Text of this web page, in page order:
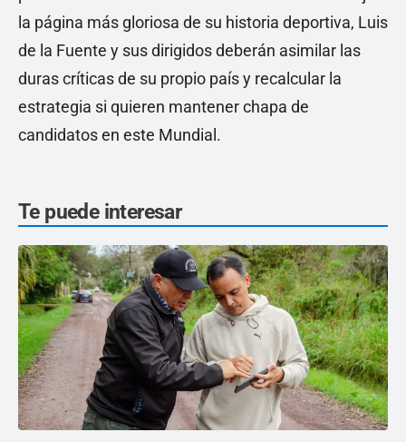
la página más gloriosa de su historia deportiva, Luis
de la Fuente y sus dirigidos deberán asimilar las
duras críticas de su propio país y recalcular la
estrategia si quieren mantener chapa de
candidatos en este Mundial.
Te puede interesar